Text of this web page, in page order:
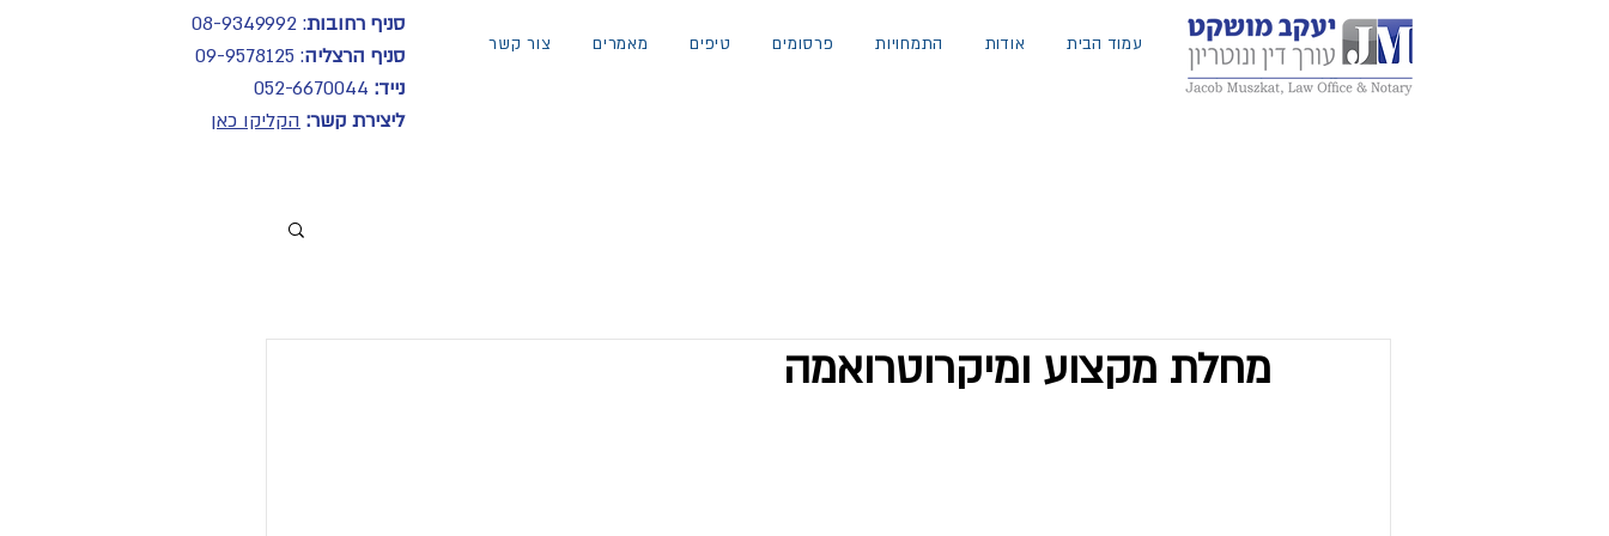
סניף רחובות: 08-9349992
סניף הרצליה: 09-9578125
נייד: 052-6670044
ליצירת קשר: הקליקו כאן
עמוד הבית אודות התמחויות פרסומים טיפים מאמרים צור קשר
מחלת מקצוע ומיקרוטרואמה